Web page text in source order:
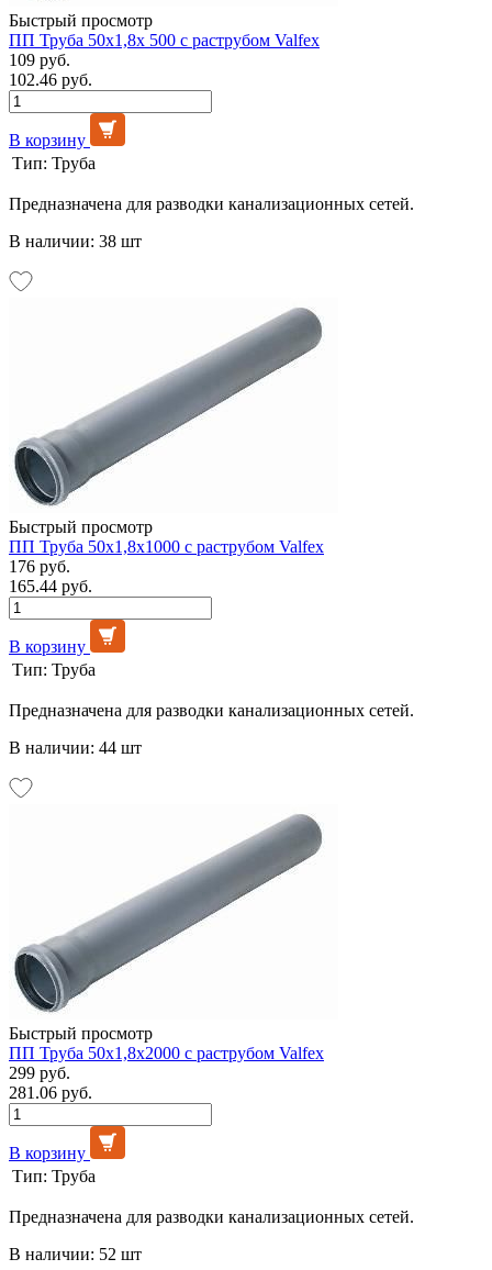
Быстрый просмотр
ПП Труба 50х1,8х 500 с раструбом Valfex
109 руб.
102.46 руб.
В корзину
Тип: Труба
Предназначена для разводки канализационных сетей.
В наличии: 38 шт
Быстрый просмотр
ПП Труба 50х1,8х1000 с раструбом Valfex
176 руб.
165.44 руб.
В корзину
Тип: Труба
Предназначена для разводки канализационных сетей.
В наличии: 44 шт
Быстрый просмотр
ПП Труба 50х1,8х2000 с раструбом Valfex
299 руб.
281.06 руб.
В корзину
Тип: Труба
Предназначена для разводки канализационных сетей.
В наличии: 52 шт